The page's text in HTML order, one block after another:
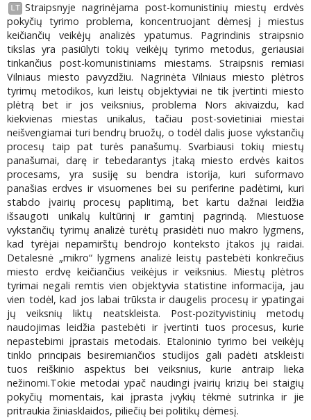
LT Straipsnyje nagrinėjama post-komunistinių miestų erdvės
pokyčių tyrimo problema, koncentruojant dėmesį į miestus
keičiančių veikėjų analizės ypatumus. Pagrindinis straipsnio
tikslas yra pasiūlyti tokių veikėjų tyrimo metodus, geriausiai
tinkančius post-komunistiniams miestams. Straipsnis remiasi
Vilniaus miesto pavyzdžiu. Nagrinėta Vilniaus miesto plėtros
tyrimų metodikos, kuri leistų objektyviai ne tik įvertinti miesto
plėtrą bet ir jos veiksnius, problema Nors akivaizdu, kad
kiekvienas miestas unikalus, tačiau post-sovietiniai miestai
neišvengiamai turi bendrų bruožų, o todėl dalis juose vykstančių
procesų taip pat turės panašumų. Svarbiausi tokių miestų
panašumai, darę ir tebedarantys įtaką miesto erdvės kaitos
procesams, yra susĳę su bendra istorĳa, kuri suformavo
panašias erdves ir visuomenes bei su periferine padėtimi, kuri
stabdo įvairių procesų paplitimą, bet kartu dažnai leidžia
išsaugoti unikalų kultūrinį ir gamtinį pagrindą. Miestuose
vykstančių tyrimų analizė turėtų prasidėti nuo makro lygmens,
kad tyrėjai nepamirštų bendrojo konteksto įtakos jų raidai.
Detalesnė „mikro“ lygmens analizė leistų pastebėti konkrečius
miesto erdvę keičiančius veikėjus ir veiksnius. Miestų plėtros
tyrimai negali remtis vien objektyvia statistine informacĳa, jau
vien todėl, kad jos labai trūksta ir daugelis procesų ir ypatingai
jų veiksnių liktų neatskleista. Post-pozityvistinių metodų
naudojimas leidžia pastebėti ir įvertinti tuos procesus, kurie
nepastebimi įprastais metodais. Etaloninio tyrimo bei veikėjų
tinklo principais besiremiančios studĳos gali padėti atskleisti
tuos reiškinio aspektus bei veiksnius, kurie antraip lieka
nežinomi.Tokie metodai ypač naudingi įvairių krizių bei staigių
pokyčių momentais, kai įprasta įvykių tėkmė sutrinka ir jie
pritraukia žiniasklaidos, piliečių bei politikų dėmesį.